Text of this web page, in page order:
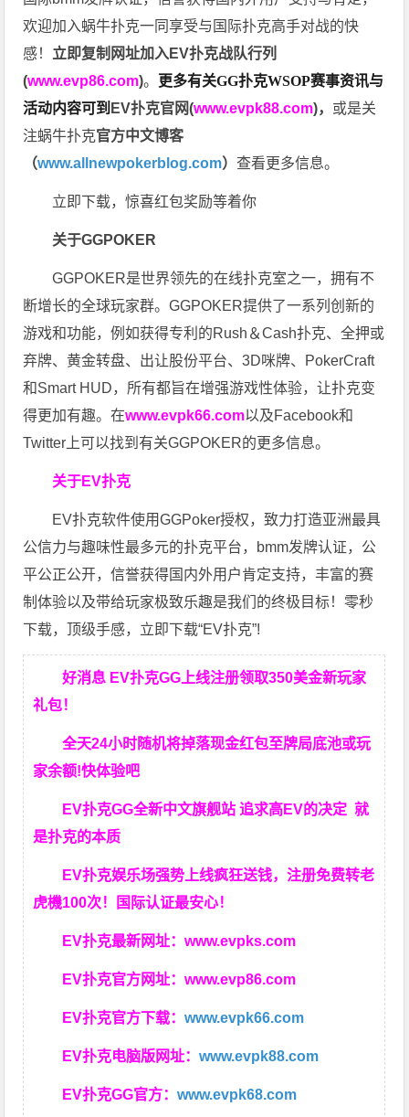
欢迎加入蜗牛扑克一同享受与国际扑克高手对战的快
感！ 立即复制网址加入EV扑克战队行列
(www.evp86.com)。 更多有关GG扑克WSOP赛事资讯与
活动内容可到 EV扑克官网(www.evpk88.com)， 或是关
注蜗牛扑克官方中文博客
（www.allnewpokerblog.com）查看更多信息。
立即下载，惊喜红包奖励等着你
关于GGPOKER
GGPOKER是世界领先的在线扑克室之一，拥有不
断增长的全球玩家群。GGPOKER提供了一系列创新的
游戏和功能，例如获得专利的Rush＆Cash扑克、全押或
弃牌、黄金转盘、出让股份平台、3D咪牌、PokerCraft
和Smart HUD，所有都旨在增强游戏性体验，让扑克变
得更加有趣。在www.evpk66.com以及Facebook和
Twitter上可以找到有关GGPOKER的更多信息。
关于EV扑克
EV扑克软件使用GGPoker授权，致力打造亚洲最具
公信力与趣味性最多元的扑克平台，bmm发牌认证，公
平公正公开，信誉获得国内外用户肯定支持，丰富的赛
制体验以及带给玩家极致乐趣是我们的终极目标！零秒
下载，顶级手感，立即下载“EV扑克”!
好消息 EV扑克GG上线注册领取350美金新玩家
礼包！
全天24小时随机将掉落现金红包至牌局底池或玩
家余额!快体验吧
EV扑克GG全新中文旗舰站 追求高EV的决定就
是扑克的本质
EV扑克娱乐场强势上线疯狂送钱，注册免费转老
虎機100次！国际认证最安心！
EV扑克最新网址：www.evpks.com
EV扑克官方网址：www.evp86.com
EV扑克官方下载：www.evpk66.com
EV扑克电脑版网址：www.evpk88.com
EV扑克GG官方：www.evpk68.com